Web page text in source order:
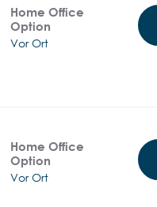
Home Office
Option
Vor Ort
Home Office
Option
Vor Ort